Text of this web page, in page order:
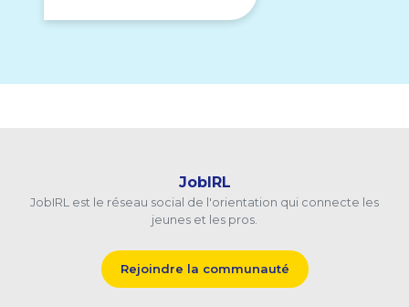
JobIRL
JobIRL est le réseau social de l'orientation qui connecte les
jeunes et les pros.
Rejoindre la communauté